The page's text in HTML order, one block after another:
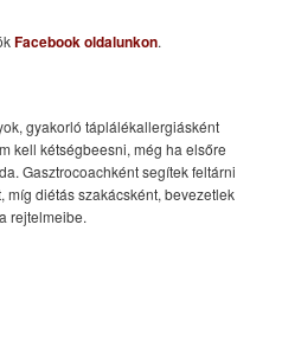
Facebook oldalunkon.
gyakorló táplálékallergiásként
kell kétségbeesni, még ha elsőre
Gasztrocoachként segítek feltárni
diétás szakácsként, bevezetlek
rejtelmeibe.